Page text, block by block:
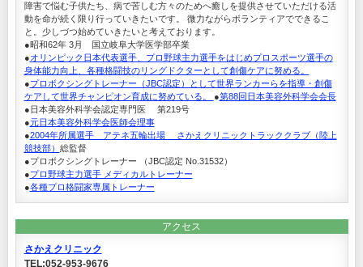
障害で悩む子供たち、病で苦しむ方々のためへ癒しを提供させていただける活
動を命が続く限り行っていきたいです。 微力ながらボランティアでできるこ
と。少しづつ始めていきたいと考えております。
●昭和62年 3月 国立岐阜大学医学部卒業
●オリンピック日本代表選手、プロ野球主力選手をはじめプロスポーツ選手の
身体能力向上、各種格闘技のリングドクターとして創傷ケアに努める。
●プロボクシングトレーナー（JBC認定）として世界ランカーらを指導・創傷
ケアして世界チャンピオン育成に努めている。
●第88回日本美容外科学会会長
●日本美容外科学会認定専門医 第219号
●元日本美容外科学会医師会理事
●2004年所属選手 アテネ五輪出場 さかえクリニックトラッククラブ（陸上
競技部） 総監督
●プロボクシングトレーナー （JBC認定 No.31532）
●プロ野球主力選手 メディカルトレーナー
●各種プロ格闘家専属トレーナー
アクセス
さかえクリニック
TEL:052-953-9676